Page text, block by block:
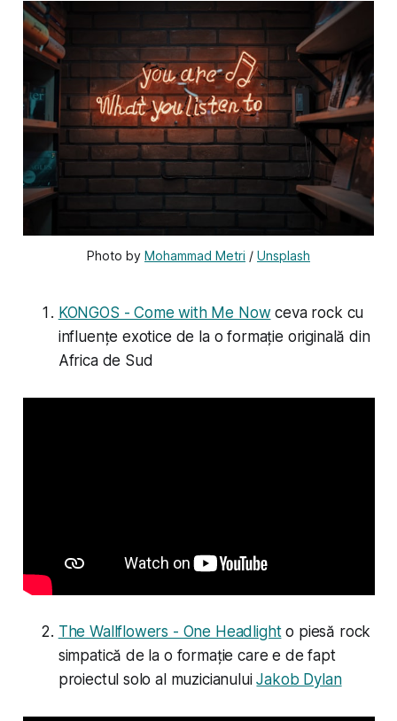
Photo by Mohammad Metri / Unsplash
KONGOS - Come with Me Nowceva rock cu
influențe exotice de la o formație originală din
Africa de Sud
The Wallflowers - One Headlighto piesă rock
simpatică de la o formație care e de fapt
proiectul solo al muzicianuluiJakob Dylan